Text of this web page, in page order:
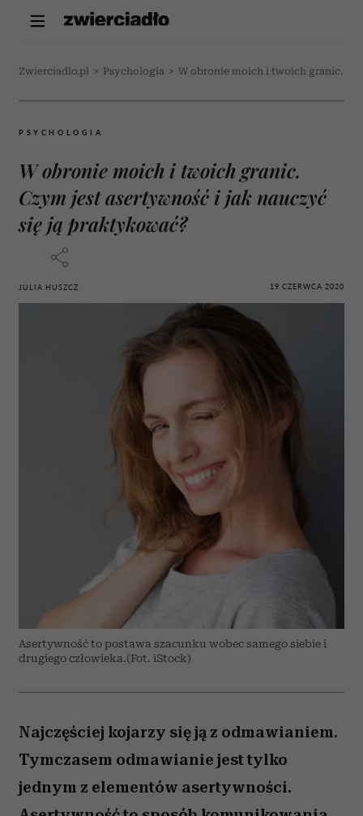
Zwierciadlo.pl > Psychologia > W obronie moich i twoich granic.
PSYCHOLOGIA
W obronie moich i twoich granic.
Czym jest asertywność i jak nauczyć
się ją praktykować?
JULIA HUSZCZ 19 CZERWCA 2020
Asertywność to postawa szacunku wobec samego siebie i
drugiego człowieka.(Fot. iStock)
Najczęściej kojarzy się ją z odmawianiem.
Tymczasem odmawianie jest tylko
jednym z elementów asertywności.